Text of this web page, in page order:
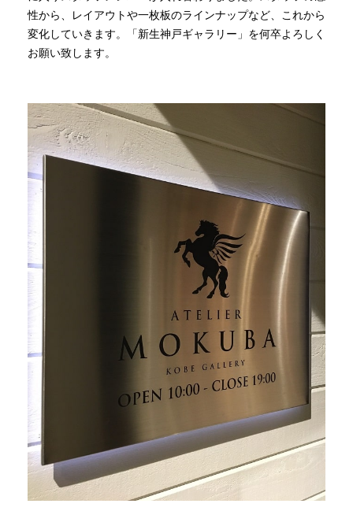
性から、レイアウトや一枚板のラインナップなど、これから
変化していきます。「新生神戸ギャラリー」を何卒よろしく
お願い致します。